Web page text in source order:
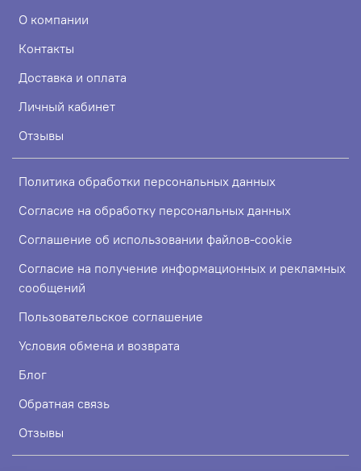
О компании
Контакты
Доставка и оплата
Личный кабинет
Отзывы
Политика обработки персональных данных
Согласие на обработку персональных данных
Соглашение об использовании файлов-cookie
Согласие на получение информационных и рекламных
сообщений
Пользовательское соглашение
Условия обмена и возврата
Блог
Обратная связь
Отзывы